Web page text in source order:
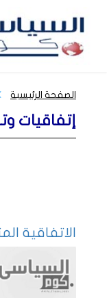
الصفحة الرئيسية
إتفاقيات
الاتفاقية